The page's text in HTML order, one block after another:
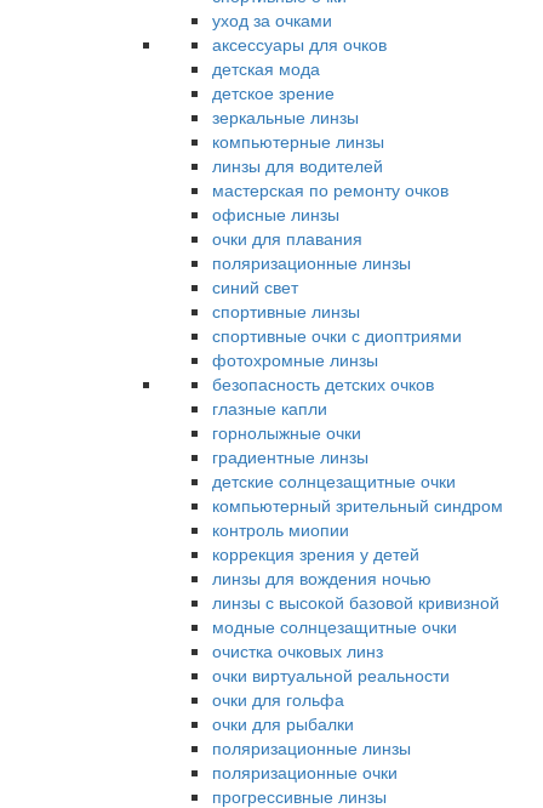
уход за очками
аксессуары для очков
детская мода
детское зрение
зеркальные линзы
компьютерные линзы
линзы для водителей
мастерская по ремонту очков
офисные линзы
очки для плавания
поляризационные линзы
синий свет
спортивные линзы
спортивные очки с диоптриями
фотохромные линзы
безопасность детских очков
глазные капли
горнолыжные очки
градиентные линзы
детские солнцезащитные очки
компьютерный зрительный синдром
контроль миопии
коррекция зрения у детей
линзы для вождения ночью
линзы с высокой базовой кривизной
модные солнцезащитные очки
очистка очковых линз
очки виртуальной реальности
очки для гольфа
очки для рыбалки
поляризационные линзы
поляризационные очки
прогрессивные линзы